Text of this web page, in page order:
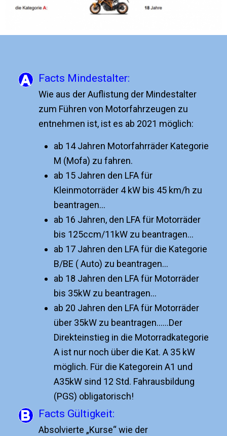
Facts Mindestalter:
Wie aus der Auflistung der Mindestalter
zum Führen von Motorfahrzeugen zu
entnehmen ist, ist es ab 2021 möglich:
ab 14 Jahren Motorfahrräder Kategorie
M (Mofa) zu fahren.
ab 15 Jahren den LFA für
Kleinmotorräder 4 kW bis 45 km/h zu
beantragen…
ab 16 Jahren, den LFA für Motorräder
bis 125ccm/11kW zu beantragen…
ab 17 Jahren den LFA für die Kategorie
B/BE ( Auto) zu beantragen…
ab 18 Jahren den LFA für Motorräder
bis 35kW zu beantragen…
ab 20 Jahren den LFA für Motorräder
über 35kW zu beantragen……Der
Direkteinstieg in die Motorradkategorie
A ist nur noch über die Kat. A 35 kW
möglich. Für die Kategorein A1 und
A35kW sind 12 Std. Fahrausbildung
(PGS) obligatorisch!
Facts Gültigkeit:
Absolvierte „Kurse“ wie der